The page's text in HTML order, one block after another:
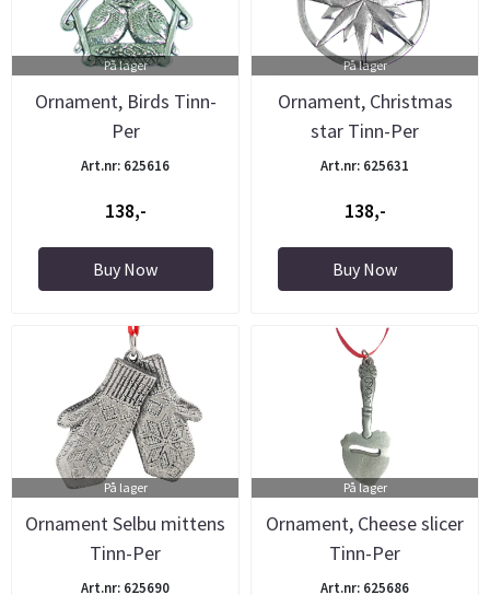
På lager
Ornament, Birds Tinn-
Per
Art.nr: 625616
138,-
Buy Now
På lager
Ornament, Christmas
star Tinn-Per
Art.nr: 625631
138,-
Buy Now
På lager
Ornament Selbu mittens
Tinn-Per
Art.nr: 625690
På lager
Ornament, Cheese slicer
Tinn-Per
Art.nr: 625686